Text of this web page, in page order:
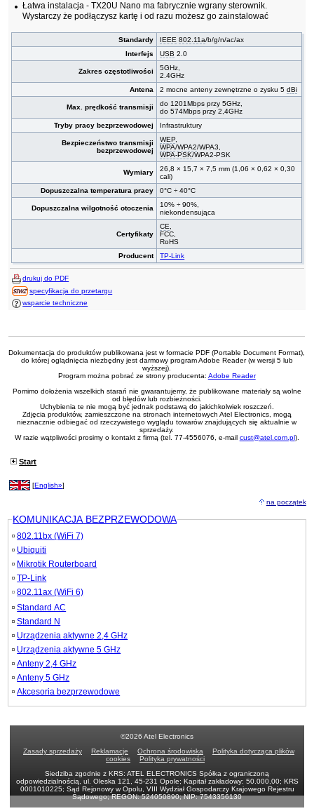
Łatwa instalacja - TX20U Nano ma fabrycznie wgrany sterownik.
Wystarczy że podłączysz kartę i od razu możesz go zainstalować
Standardy IEEE 802.11a/b/g/n/ac/ax
Interfejs
USB 2.0
Zakres częstotliwości
5GHz,
2.4GHz
Antena
2 mocne anteny zewnętrzne o zysku 5dBi
Max. prędkość transmisji
do 1201Mbps przy 5GHz,
do 574Mbps przy 2,4GHz
Tryby pracy bezprzewodowej
Infrastruktury
Bezpieczeństwo transmisji
bezprzewodowej
WEP,
WPA/WPA2/WPA3,
WPA-PSK/WPA2-PSK
Wymiary
26,8 × 15,7 × 7,5 mm (1,06 × 0,62 × 0,30
cali)
Dopuszczalna temperatura pracy
0°C ÷ 40°C
Dopuszczalna wilgotność otoczenia
10% ÷ 90%,
niekondensująca
Certyfikaty
CE,
FCC,
RoHS
Producent
TP-Link
drukuj do PDF
specyfikacja do przetargu
wsparcie techniczne
Dokumentacja do produktów publikowana jest w formacie PDF (Portable Document Format),
do której oglądnięcia niezbędny jest darmowy program Adobe Reader (w wersji 5 lub
wyższej).
Program można pobrać ze strony producenta: Adobe Reader
Pomimo dołożenia wszelkich starań nie gwarantujemy, że publikowane materiały są wolne
od błędów lub rozbieżności.
Uchybienia te nie mogą być jednak podstawą do jakichkolwiek roszczeń.
Zdjęcia produktów, zamieszczone na stronach internetowych Atel Electronics, mogą
nieznacznie odbiegać od rzeczywistego wyglądu towarów znajdujących się aktualnie w
sprzedaży.
W razie wątpliwości prosimy o kontakt z firmą (tel. 77-4556076, e-mail cust@atel.com.pl).
Start
[English»]
na początek
KOMUNIKACJA BEZPRZEWODOWA
802.11bx (WiFi 7)
Ubiquiti
Mikrotik Routerboard
TP-Link
802.11ax (WiFi 6)
Standard AC
Standard N
Urządzenia aktywne 2,4 GHz
Urządzenia aktywne 5 GHz
Anteny 2,4 GHz
Anteny 5 GHz
Akcesoria bezprzewodowe
©2026 Atel Electronics
Zasady sprzedaży
Reklamacje Ochrona środowiska
Polityka dotycząca plików
cookies
Polityka prywatności
Siedziba zgodnie z KRS: ATEL ELECTRONICS Spółka z ograniczoną
odpowiedzialnością, ul. Oleska 121, 45-231 Opole; Kapitał zakładowy: 50.000,00; KRS
0001010225; Sąd Rejonowy w Opolu, VIII Wydział Gospodarczy Krajowego Rejestru
Sądowego; REGON: 524050890; NIP: 7543356130